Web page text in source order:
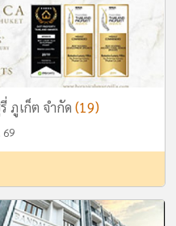
ภูเก็ต จำกัด(19)
69